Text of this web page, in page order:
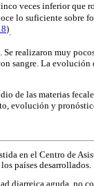
veces inferior que
lo suficiente sobre
)
realizaron muy
sangre. La
de las materias
evolución y
en el Centro de
países desarrollados.